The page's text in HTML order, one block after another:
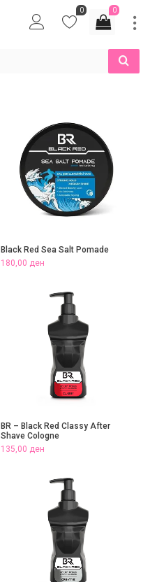
0
0
Black Red Sea Salt Pomade
180,00 ден
BR – Black Red Classy After
Shave Cologne
135,00 ден